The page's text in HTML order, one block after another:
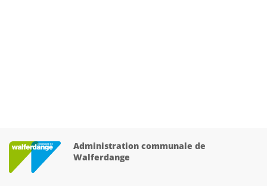
Administration communale de
Walferdange